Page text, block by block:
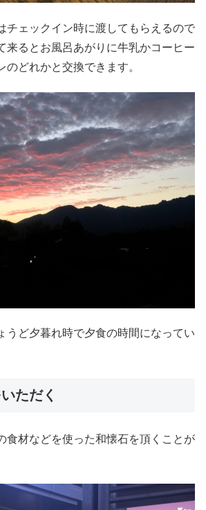
チェックイン時に渡してもらえるので
来るとお風呂あがりに牛乳かコーヒー
のどれかと交換できます。
うど夕暮れ時で夕食の時間になってい
ただく
食材などを使った和懐石を頂くことが